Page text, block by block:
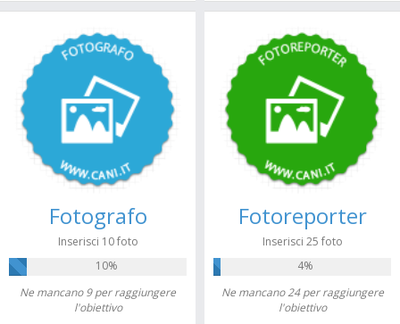
Fotografo
Inserisci 10 foto
10%
Ne mancano 9 per raggiungere
l'obiettivo
Fotoreporter
Inserisci 25 foto
4%
Ne mancano 24 per raggiungere
l'obiettivo